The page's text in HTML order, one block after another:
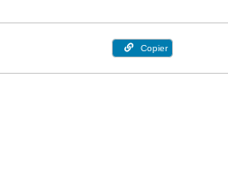
Copier